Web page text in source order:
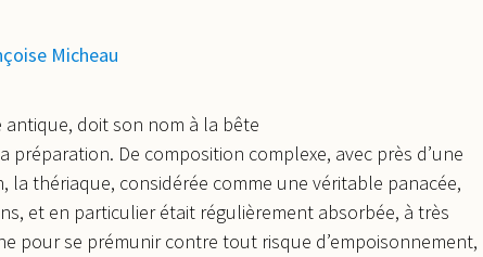
Micheau
doit son nom à la bête
De composition complexe, avec près d’une
la thériaque, considérée comme une véritable panacée,
et en particulier était régulièrement absorbée, à très
pour se prémunir contre tout risque d’empoisonnement,